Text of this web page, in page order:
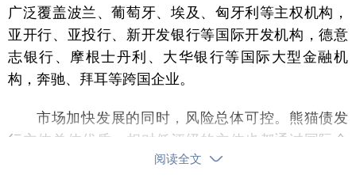
广泛覆盖波兰、葡萄牙、埃及、匈牙利等主权机构，
亚开行、亚投行、新开发银行等国际开发机构，德意
志银行、摩根士丹利、大华银行等国际大型金融机
构，奔驰、拜耳等跨国企业。
市场加快发展的同时，风险总体可控。熊猫债发
行主体总体优质，相对低评级的主体也都通过国际金
融组织担保等方式进行增信，违约风险可控。此外，
阅读全文